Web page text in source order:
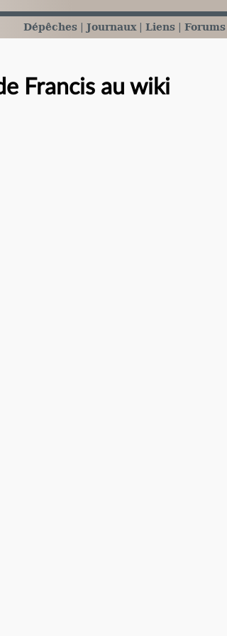
Dépêches Journaux Liens Forums
Francis au wiki